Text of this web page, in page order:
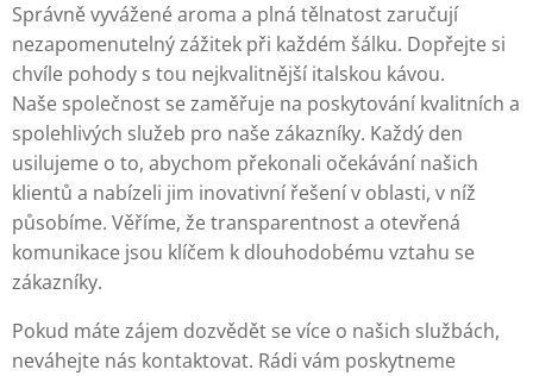
Správně vyvážené aroma a plná tělnatost zaručují
nezapomenutelný zážitek při každém šálku. Dopřejte si
chvíle pohody s tou nejkvalitnější italskou kávou.
Naše společnost se zaměřuje na poskytování kvalitních a
spolehlivých služeb pro naše zákazníky. Každý den
usilujeme o to, abychom překonali očekávání našich
klientů a nabízeli jim inovativní řešení v oblasti, v níž
působíme. Věříme, že transparentnost a otevřená
komunikace jsou klíčem k dlouhodobému vztahu se
zákazníky.
Pokud máte zájem dozvědět se více o našich službách,
neváhejte nás kontaktovat. Rádi vám poskytneme